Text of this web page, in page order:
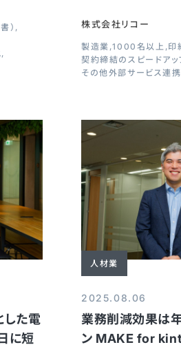
）
株式会社リコー
製造業 1000名以上 印
契約締結のスピードアッ
その他外部サービス連携
た電
に短
人材業
2025.08.06
業務削減効果は年
ン MAKE for